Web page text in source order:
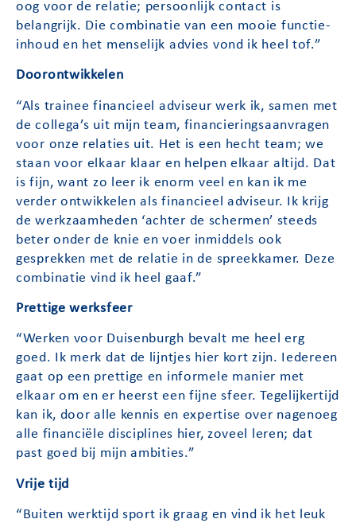
oog voor de relatie; persoonlijk contact is
belangrijk. Die combinatie van een mooie functie-
inhoud en het menselijk advies vond ik heel tof.”
Doorontwikkelen
“Als trainee financieel adviseur werk ik, samen met
de collega’s uit mijn team, financieringsaanvragen
voor onze relaties uit. Het is een hecht team; we
staan voor elkaar klaar en helpen elkaar altijd. Dat
is fijn, want zo leer ik enorm veel en kan ik me
verder ontwikkelen als financieel adviseur. Ik krijg
de werkzaamheden ‘achter de schermen’ steeds
beter onder de knie en voer inmiddels ook
gesprekken met de relatie in de spreekkamer. Deze
combinatie vind ik heel gaaf.”
Prettige werksfeer
“Werken voor Duisenburgh bevalt me heel erg
goed. Ik merk dat de lijntjes hier kort zijn. Iedereen
gaat op een prettige en informele manier met
elkaar om en er heerst een fijne sfeer. Tegelijkertijd
kan ik, door alle kennis en expertise over nagenoeg
alle financiële disciplines hier, zoveel leren; dat
past goed bij mijn ambities.”
Vrije tijd
“Buiten werktijd sport ik graag en vind ik het leuk